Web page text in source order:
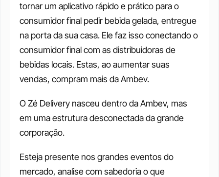
tornar um aplicativo rápido e prático para o
consumidor final pedir bebida gelada, entregue
na porta da sua casa. Ele faz isso conectando o
consumidor final com as distribuidoras de
bebidas locais. Estas, ao aumentar suas
vendas, compram mais da Ambev.
O Zé Delivery nasceu dentro da Ambev, mas
em uma estrutura desconectada da grande
corporação.
Esteja presente nos grandes eventos do
mercado, analise com sabedoria o que